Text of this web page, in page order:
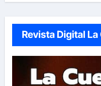
Revista Digital